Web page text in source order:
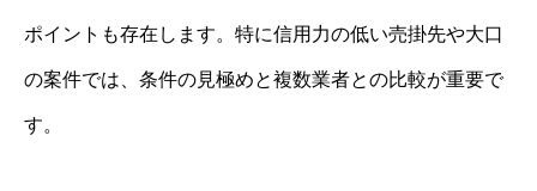
ポイントも存在します。特に信用力の低い売掛先や大口
の案件では、条件の見極めと複数業者との比較が重要で
す。